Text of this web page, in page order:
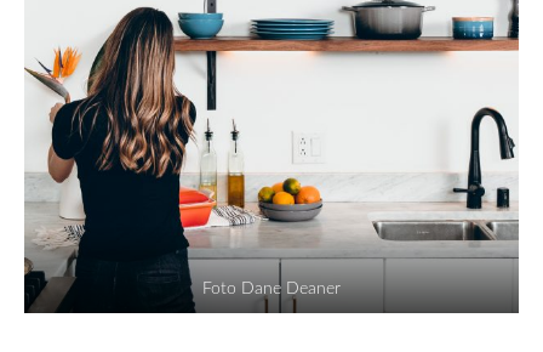
Foto Dane Deaner